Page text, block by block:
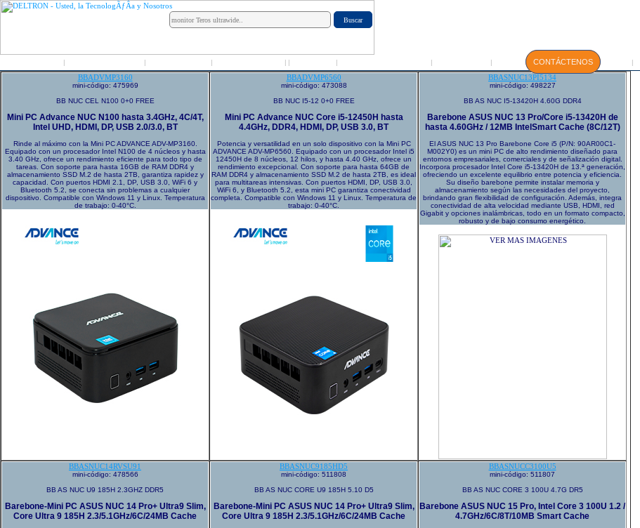
| | | | | | | | CONTÁCTENOS |
BBADVMP3160
mini-código: 475969
BB NUC CEL N100 0+0 FREE
Mini PC Advance NUC N100 hasta 3.4GHz, 4C/4T,
Intel UHD, HDMI, DP, USB 2.0/3.0, BT
Rinde al máximo con la Mini PC ADVANCE ADV-MP3160.
Equipado con un procesador Intel N100 de 4 núcleos y hasta
3.40 GHz, ofrece un rendimiento eficiente para todo tipo de
tareas. Con soporte para hasta 16GB de RAM DDR4 y
almacenamiento SSD M.2 de hasta 2TB, garantiza rapidez y
capacidad. Con puertos HDMI 2.1, DP, USB 3.0, WiFi 6 y
Bluetooth 5.2, se conecta sin problemas a cualquier
dispositivo. Compatible con Windows 11 y Linux. Temperatura
de trabajo: 0-40°C.
BBADVMP6560
mini-código: 473088
BB NUC I5-12 0+0 FREE
Mini PC Advance NUC Core i5-12450H hasta
4.4GHz, DDR4, HDMI, DP, USB 3.0, BT
Potencia y versatilidad en un solo dispositivo con la Mini PC
ADVANCE ADV-MP6560. Equipado con un procesador Intel i5
12450H de 8 núcleos, 12 hilos, y hasta 4.40 GHz, ofrece un
rendimiento excepcional. Con soporte para hasta 64GB de
RAM DDR4 y almacenamiento SSD M.2 de hasta 2TB, es ideal
para multitareas intensivas. Con puertos HDMI, DP, USB 3.0,
WiFi 6, y Bluetooth 5.2, esta mini PC garantiza conectividad
completa. Compatible con Windows 11 y Linux. Temperatura de
trabajo: 0-40°C.
BBASNUC13PI5134
mini-código: 498227
BB AS NUC I5-13420H 4.60G DDR4
Barebone ASUS NUC 13 Pro/Core i5-13420H de
hasta 4.60GHz / 12MB IntelSmart Cache (8C/12T)
El ASUS NUC 13 Pro Barebone Core i5 (P/N: 90AR00C1-
M002Y0) es un mini PC de alto rendimiento diseñado para
entornos empresariales, comerciales y de señalización digital.
Incorpora procesador Intel Core i5-13420H de 13.ª generación,
ofreciendo un excelente equilibrio entre potencia y eficiencia.
Su diseño barebone permite instalar memoria y
almacenamiento según las necesidades del proyecto,
brindando gran flexibilidad de configuración. Además, integra
conectividad de alta velocidad mediante USB, HDMI, red
Gigabit y opciones inalámbricas, todo en un formato compacto,
robusto y de bajo consumo energético.
BBASNUC14RVSU91
mini-código: 478566
BB AS NUC U9 185H 2.3GHZ DDR5
Barebone-Mini PC ASUS NUC 14 Pro+ Ultra9 Slim,
Core Ultra 9 185H 2.3/5.1GHz/6C/24MB Cache
BBASNUC9185HD5
mini-código: 511808
BB AS NUC CORE U9 185H 5.10 D5
Barebone-Mini PC ASUS NUC 14 Pro+ Ultra9 Slim,
Core Ultra 9 185H 2.3/5.1GHz/6C/24MB Cache
BBASNUCC3100U5
mini-código: 511807
BB AS NUC CORE 3 100U 4.7G DR5
Barebone ASUS NUC 15 Pro, Intel Core 3 100U 1.2 /
4.7GHz/6C/8T/10MB Smart Cache